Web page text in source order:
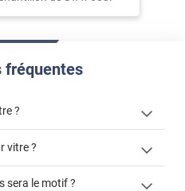
fréquentes
?
vitre ?
sera le motif ?